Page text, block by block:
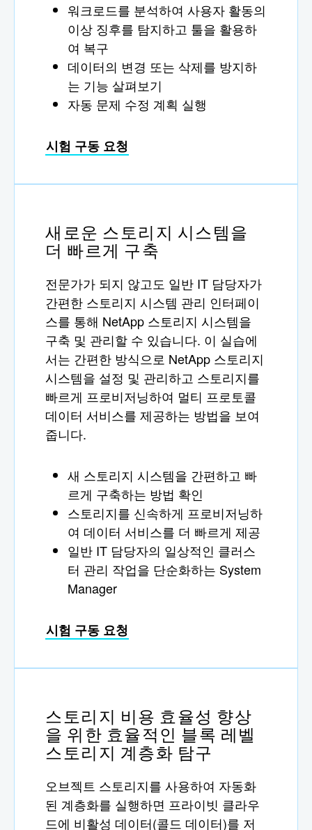
워크로드를 분석하여 사용자 활동의
이상 징후를 탐지하고 툴을 활용하
여 복구
데이터의 변경 또는 삭제를 방지하
는 기능 살펴보기
자동 문제 수정 계획 실행
시험 구동 요청
새로운 스토리지 시스템을
더 빠르게 구축
전문가가 되지 않고도 일반 IT 담당자가
간편한 스토리지 시스템 관리 인터페이
스를 통해 NetApp 스토리지 시스템을
구축 및 관리할 수 있습니다. 이 실습에
서는 간편한 방식으로 NetApp 스토리지
시스템을 설정 및 관리하고 스토리지를
빠르게 프로비저닝하여 멀티 프로토콜
데이터 서비스를 제공하는 방법을 보여
줍니다.
새 스토리지 시스템을 간편하고 빠
르게 구축하는 방법 확인
스토리지를 신속하게 프로비저닝하
여 데이터 서비스를 더 빠르게 제공
일반 IT 담당자의 일상적인 클러스
터 관리 작업을 단순화하는 System
Manager
시험 구동 요청
스토리지 비용 효율성 향상
을 위한 효율적인 블록 레벨
스토리지 계층화 탐구
오브젝트 스토리지를 사용하여 자동화
된 계층화를 실행하면 프라이빗 클라우
드에 비활성 데이터(콜드 데이터)를 저